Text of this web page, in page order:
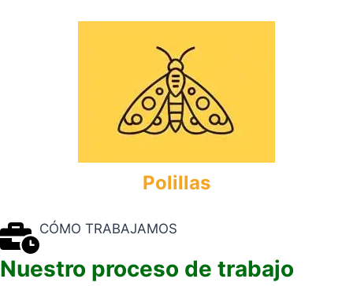
Polillas
CÓMO TRABAJAMOS
Nuestro proceso de trabajo